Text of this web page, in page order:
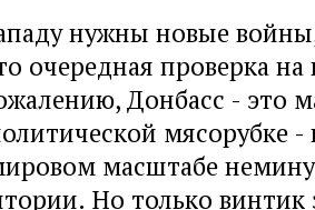
нужны новые
очередная проверка
Донбасс - это
мясорубке
масштабе
Но только винтик